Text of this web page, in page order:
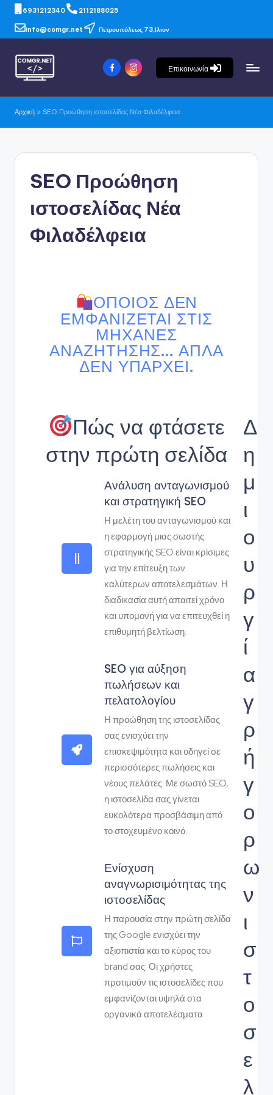
6931212340 2112188025
info@comgr.net Πετρουπόλεως 73,Ιλιον
Επικοινωνία
Αρχική » SEO Προώθηση ιστοσελίδας Νέα Φιλαδέλφεια
SEO Προώθηση
ιστοσελίδας Νέα
Φιλαδέλφεια
ΌΠΟΙΟΣ ΔΕΝ
ΕΜΦΑΝΊΖΕΤΑΙ ΣΤΙΣ
ΜΗΧΑΝΈΣ
ΑΝΑΖΉΤΗΣΗΣ... ΑΠΛΆ
ΔΕΝ ΥΠΆΡΧΕΙ.
Πώς να φτάσετε
στην πρώτη σελίδα
Ανάλυση ανταγωνισμού
και στρατηγική SEO
Η μελέτη του ανταγωνισμού και
η εφαρμογή μιας σωστής
στρατηγικής SEO είναι κρίσιμες
για την επίτευξη των
καλύτερων αποτελεσμάτων. Η
διαδικασία αυτή απαιτεί χρόνο
και υπομονή για να επιτευχθεί η
επιθυμητή βελτίωση.
SEO για αύξηση
πωλήσεων και
πελατολογίου
Η προώθηση της ιστοσελίδας
σας ενισχύει την
επισκεψιμότητα και οδηγεί σε
περισσότερες πωλήσεις και
νέους πελάτες. Με σωστό SEO,
η ιστοσελίδα σας γίνεται
ευκολότερα προσβάσιμη από
το στοχευμένο κοινό.
Ενίσχυση
αναγνωρισιμότητας της
ιστοσελίδας
Η παρουσία στην πρώτη σελίδα
της Google ενισχύει την
αξιοπιστία και το κύρος του
brand σας. Οι χρήστες
προτιμούν τις ιστοσελίδες που
εμφανίζονται υψηλά στα
οργανικά αποτελέσματα.
Δ
η
μ
ι
ο
υ
ρ
γ
ί
α
γ
ρ
ή
γ
ο
ρ
ω
ν
ι
σ
τ
ο
σ
ε
λ